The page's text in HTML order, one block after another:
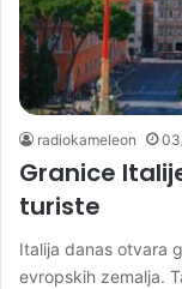
radiokameleon
Granice
turiste
Italija danas otvara
evropskih zemalja.